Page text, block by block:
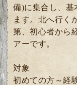
備)に集合し、基
ます。北へ行く
第、初心者から
アーです。
対象
初めての方～経